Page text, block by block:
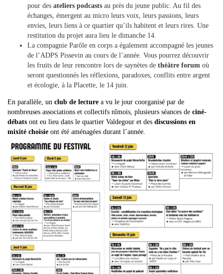
pour des ateliers podcasts au près du jeune public. Au fil des
échanges, émergent au micro leurs voix, leurs passions, leurs
envies, leurs liens à ce quartier qu’ils habitent et leurs rires. Une
restitution du projet aura lieu le dimanche 14.
La compagnie Parôle en corps a également accompagné les jeunes
de l’ADPS Pissevin au cours de l’année. Vous pourrez découvrir
les fruits de leur rencontre lors de saynètes de théâtre forum où
seront questionnés les réflexions, paradoxes, conflits entre argent
et écologie, à la Placette, le 14 juin.
En parallèle, un club de lecture a vu le jour coorganisé par de
nombreuses associations et collectifs nîmois, plusieurs séances de ciné-
débats ont eu lieu dans le quartier Valdegour et des discussions en
mixité choisie ont été aménagées durant l’année.